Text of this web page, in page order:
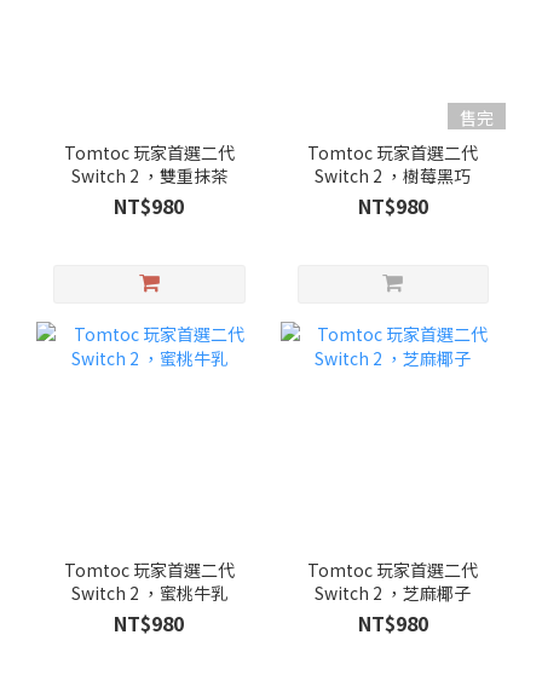
Tomtoc 玩家首選二代
Switch 2 ，雙重抹茶
NT$980
售完
Tomtoc 玩家首選二代
Switch 2 ，樹莓黑巧
NT$980
Tomtoc 玩家首選二代
Switch 2 ，蜜桃牛乳
NT$980
Tomtoc 玩家首選二代
Switch 2 ，芝麻椰子
NT$980